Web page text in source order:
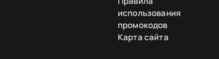
использования
промокодов
Карта сайта